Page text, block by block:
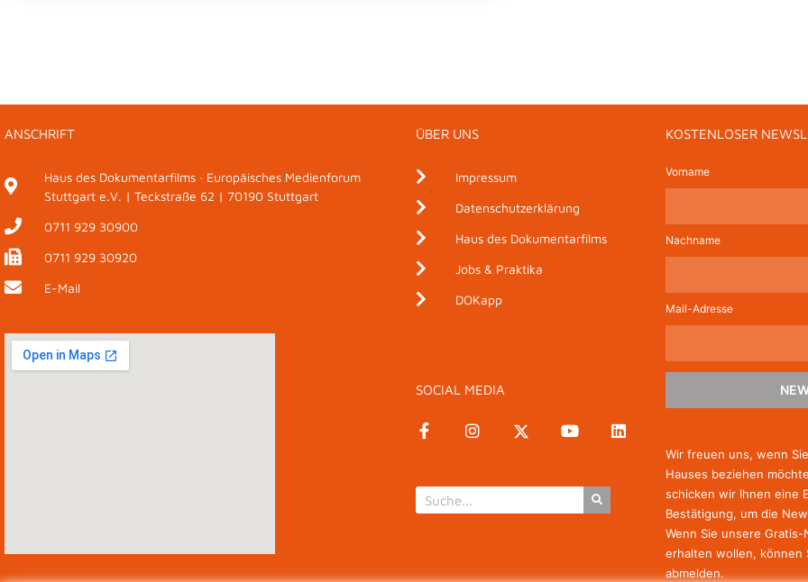
ANSCHRIFT
Haus des Dokumentarfilms · Europäisches Medienforum
Stuttgart e.V. | Teckstraße 62 | 70190 Stuttgart
0711 929 30900
0711 929 30920
E-Mail
ÜBER UNS
Impressum
Datenschutzerklärung
Haus des Dokumentarfilms
Jobs & Praktika
DOKapp
SOCIAL MEDIA
KOSTENLOSER
Vorname
Nachname
Mail-Adresse
Wir freuen uns, wenn
Hauses beziehen
schicken wir Ihnen eine
Bestätigung, um die
Wenn Sie unsere
erhalten wollen, können
abmelden.